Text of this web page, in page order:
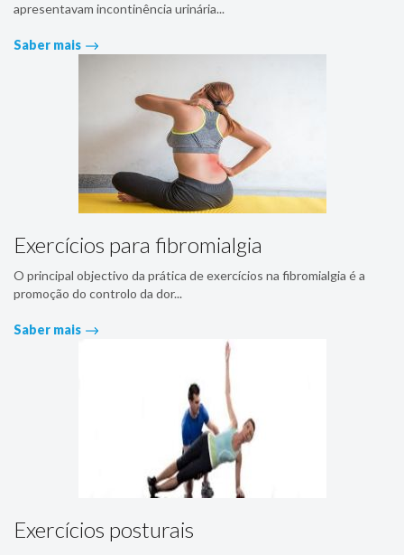
apresentavam incontinência urinária...
Saber mais
Exercícios para fibromialgia
O principal objectivo da prática de exercícios na fibromialgia é a
promoção do controlo da dor...
Saber mais
Exercícios posturais